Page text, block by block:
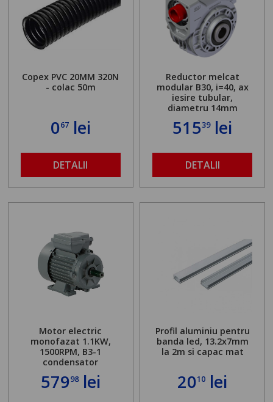
Copex PVC 20MM 320N
- colac 50m
067lei
DETALII
Reductor melcat
modular B30, i=40, ax
iesire tubular,
diametru 14mm
51539lei
DETALII
Motor electric
monofazat 1.1KW,
1500RPM, B3-1
condensator
57998lei
Profil aluminiu pentru
banda led, 13.2x7mm
la 2m si capac mat
2010 lei